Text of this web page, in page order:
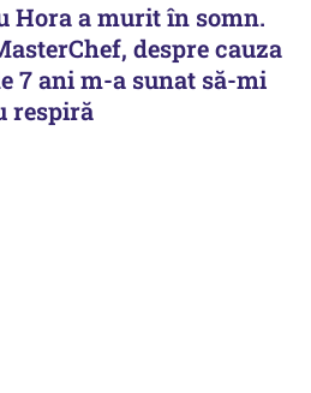
Hora a murit în somn.
despre cauza
7 ani m-a sunat să-mi
respiră